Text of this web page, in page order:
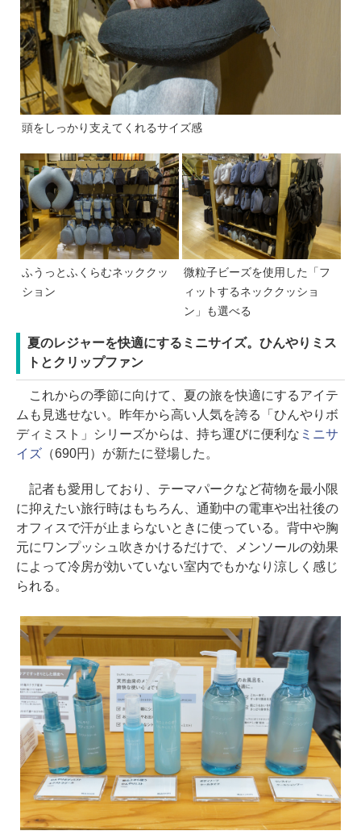
頭をしっかり支えてくれるサイズ感
ふうっとふくらむネッククッ
ション
微粒子ビーズを使用した「フ
ィットするネッククッショ
ン」も選べる
夏のレジャーを快適にするミニサイズ。ひんやりミス
トとクリップファン
これからの季節に向けて、夏の旅を快適にするアイテ
ムも見逃せない。昨年から高い人気を誇る「ひんやりボ
ディミスト」シリーズからは、持ち運びに便利な ミニサ
イズ（690円）が新たに登場した。
記者も愛用しており、テーマパークなど荷物を最小限
に抑えたい旅行時はもちろん、通勤中の電車や出社後の
オフィスで汗が止まらないときに使っている。背中や胸
元にワンプッシュ吹きかけるだけで、メンソールの効果
によって冷房が効いていない室内でもかなり涼しく感じ
られる。